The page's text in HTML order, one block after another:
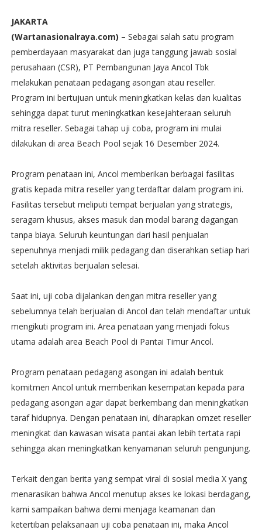
JAKARTA
(Wartanasionalraya.com) – Sebagai salah satu program
pemberdayaan masyarakat dan juga tanggung jawab sosial
perusahaan (CSR), PT Pembangunan Jaya Ancol Tbk
melakukan penataan pedagang asongan atau reseller.
Program ini bertujuan untuk meningkatkan kelas dan kualitas
sehingga dapat turut meningkatkan kesejahteraan seluruh
mitra reseller. Sebagai tahap uji coba, program ini mulai
dilakukan di area Beach Pool sejak 16 Desember 2024.
Program penataan ini, Ancol memberikan berbagai fasilitas
gratis kepada mitra reseller yang terdaftar dalam program ini.
Fasilitas tersebut meliputi tempat berjualan yang strategis,
seragam khusus, akses masuk dan modal barang dagangan
tanpa biaya. Seluruh keuntungan dari hasil penjualan
sepenuhnya menjadi milik pedagang dan diserahkan setiap hari
setelah aktivitas berjualan selesai.
Saat ini, uji coba dijalankan dengan mitra reseller yang
sebelumnya telah berjualan di Ancol dan telah mendaftar untuk
mengikuti program ini. Area penataan yang menjadi fokus
utama adalah area Beach Pool di Pantai Timur Ancol.
Program penataan pedagang asongan ini adalah bentuk
komitmen Ancol untuk memberikan kesempatan kepada para
pedagang asongan agar dapat berkembang dan meningkatkan
taraf hidupnya. Dengan penataan ini, diharapkan omzet reseller
meningkat dan kawasan wisata pantai akan lebih tertata rapi
sehingga akan meningkatkan kenyamanan seluruh pengunjung.
Terkait dengan berita yang sempat viral di sosial media X yang
menarasikan bahwa Ancol menutup akses ke lokasi berdagang,
kami sampaikan bahwa demi menjaga keamanan dan
ketertiban pelaksanaan uji coba penataan ini, maka Ancol